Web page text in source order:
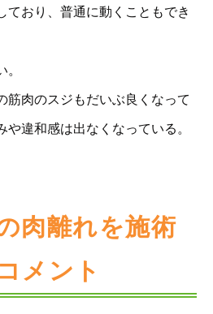
ており、普通に動くこともでき
筋肉のスジもだいぶ良くなって
や違和感は出なくなっている。
肉離れを施術
メント